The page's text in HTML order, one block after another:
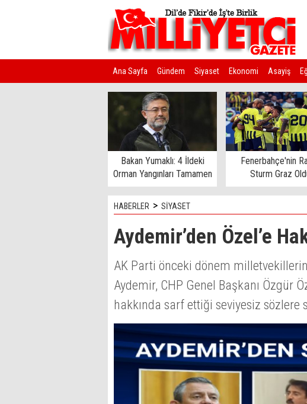
Ana Sayfa Gündem Siyaset Ekonomi Asayiş
Kim Kimdir?
Bakan Yumaklı: 4 İldeki
Orman Yangınları Tamamen
Kontrol Altında
Fenerbahçe'nin
Sturm Graz
HABERLER > SİYASET
Aydemir’den Özel’e
AK Parti önceki dönem
Aydemir, CHP Genel Başkanı Özgür
hakkında sarf ettiği seviyesiz sözlere